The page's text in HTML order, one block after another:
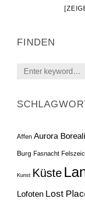
FINDEN
Search
Affen Aurora
Burg Fasnacht
Kunst Küste
Lofoten Lost